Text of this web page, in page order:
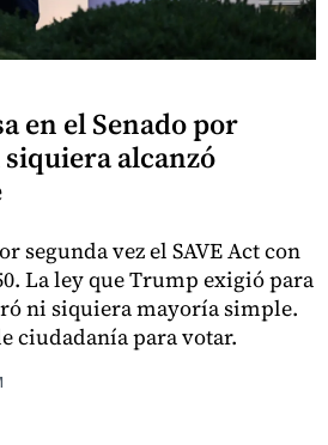
en el Senado por
alcanzó
segunda vez el SAVE Act con
La ley que Trump exigió para
ni siquiera mayoría simple.
ciudadanía para votar.